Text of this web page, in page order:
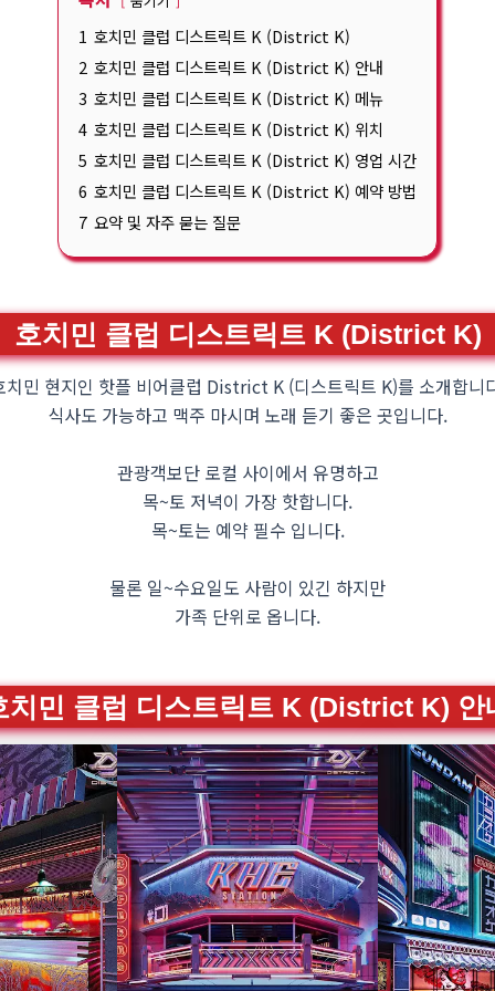
1 호치민 클럽 디스트릭트 K (District K)
2 호치민 클럽 디스트릭트 K (District K) 안내
3 호치민 클럽 디스트릭트 K (District K) 메뉴
4 호치민 클럽 디스트릭트 K (District K) 위치
5 호치민 클럽 디스트릭트 K (District K) 영업 시간
6 호치민 클럽 디스트릭트 K (District K) 예약 방법
7 요약 및 자주 묻는 질문
호치민 클럽 디스트릭트 K (District K)
치민 현지인 핫플 비어클럽 District K (디스트릭트 K)를 소개합니
식사도 가능하고 맥주 마시며 노래 듣기 좋은 곳입니다.
관광객보단 로컬 사이에서 유명하고
목~토 저녁이 가장 핫합니다.
목~토는 예약 필수 입니다.
물론 일~수요일도 사람이 있긴 하지만
가족 단위로 옵니다.
치민 클럽 디스트릭트 K (District K) 안